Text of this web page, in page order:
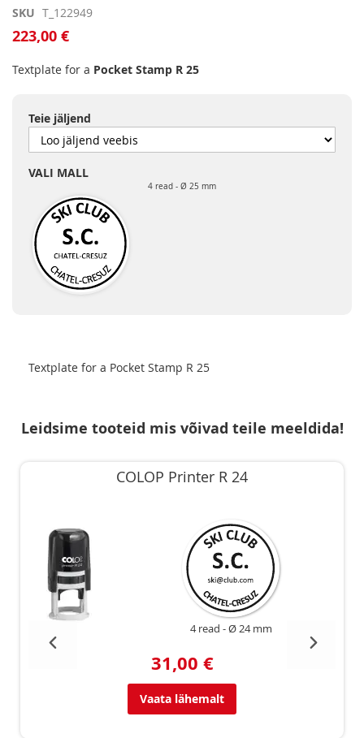
Skip
to
the
of
gallery
SKU T_122949
223,00 €
Textplate for a Pocket Stamp R 25
Teie jäljend
VALI MALL
4 read Ø 25 mm
Textplate for a Pocket Stamp R 25
Leidsime tooteid mis võivad teile meeldida!
COLOP Printer R 24
4 read Ø 24 mm
31,00 €
Vaata lähemalt